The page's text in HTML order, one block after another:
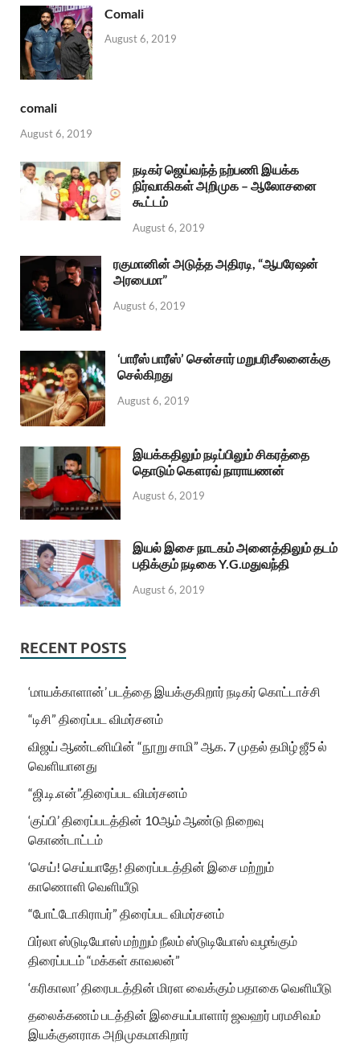
Comali
August 6, 2019
comali
August 6, 2019
நடிகர் ஜெய்வந்த் நற்பணி இயக்க
நிர்வாகிகள் அறிமுக – ஆலோசனை
கூட்டம்
August 6, 2019
ரகுமானின் அடுத்த அதிரடி, “ஆபரேஷன்
அரபைமா”
August 6, 2019
‘பாரீஸ் பாரீஸ்’ சென்சார் மறுபரிசீலனைக்கு
செல்கிறது
August 6, 2019
இயக்கதிலும் நடிப்பிலும் சிகரத்தை
தொடும் கௌரவ் நாராயணன்
August 6, 2019
இயல் இசை நாடகம் அனைத்திலும் தடம்
பதிக்கும் நடிகை Y.G.மதுவந்தி
August 6, 2019
RECENT POSTS
‘மாயக்காளான்’ படத்தை இயக்குகிறார் நடிகர் கொட்டாச்சி
“டிசி” திரைப்பட விமர்சனம்
விஜய் ஆண்டனியின் “நூறு சாமி” ஆக. 7 முதல் தமிழ் ஜீ5 ல்
வெளியானது
“ஜி.டி.என்”.திரைப்பட விமர்சனம்
‘குப்பி’ திரைப்படத்தின் 10ஆம் ஆண்டு நிறைவு
கொண்டாட்டம்
‘செய்! செய்யாதே! திரைப்படத்தின் இசை மற்றும்
காணொளி வெளியீடு
“போட்டோகிராபர்” திரைப்பட விமர்சனம்
பிர்லா ஸ்டுடியோஸ் மற்றும் நீலம் ஸ்டுடியோஸ் வழங்கும்
திரைப்படம் “மக்கள் காவலன்”
‘கரிகாலா’ திரைபடத்தின் மிரள வைக்கும் பதாகை வெளியீடு
தலைக்கணம் படத்தின் இசையப்பாளார் ஜவஹர் பரமசிவம்
இயக்குனராக அறிமுகமாகிறார்